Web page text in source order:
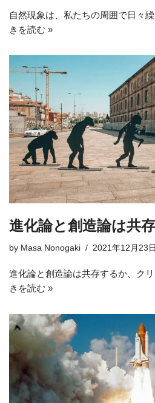
自然現象は、私たちの周囲で日々
きを読む »
進化論と創造論は共
by Masa Nonogaki 2021年12月23日
進化論と創造論は共存するか、ク
きを読む »